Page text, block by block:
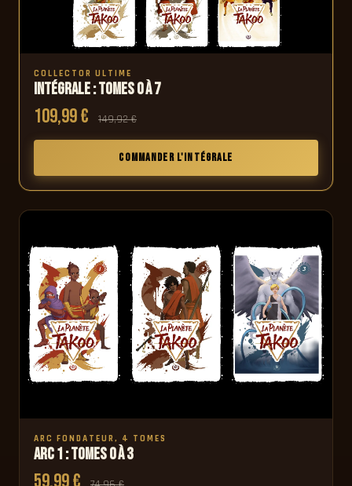
COLLECTOR ULTIME
Intégrale : Tomes 0 à 7
109,99 € 149,92 €
COMMANDER L'INTÉGRALE
ARC FONDATEUR, 4 TOMES
Arc 1 : Tomes 0 à 3